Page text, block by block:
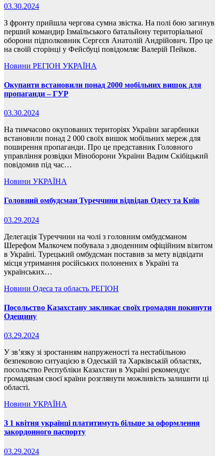
03.30.2024
З фронту прийшла чергова сумна звістка. На полі бою загинув
перший командир Ізмаїльського батальйону територіальної
оборони підполковник Сергєєв Анатолій Андрійович. Про це
на своїй сторінці у Фейсбуці повідомляє Валерій Пейков.
Новини РЕГІОН УКРАЇНА
Окупанти встановили понад 2000 мобільних вишок для
пропаганди – ГУР
03.30.2024
На тимчасово окупованих територіях України загарбники
встановили понад 2 000 своїх вишок мобільних мереж для
поширення пропаганди. Про це представник Головного
управління розвідки Міноборони України Вадим Скібіцький
повідомив під час…
Новини УКРАЇНА
Головний омбудсман Туреччини відвідав Одесу та Київ
03.29.2024
Делегація Туреччини на чолі з головним омбудсманом
Шерефом Малкочем побувала з дводенним офіційним візитом
в Україні. Турецький омбудсман поставив за мету відвідати
місця утримання російських полонених в Україні та
українських…
Новини Одеса та область РЕГІОН
Посольство Казахстану закликає своїх громадян покинути
Одещину
03.29.2024
У зв’язку зі зростанням напруженості та нестабільною
безпековою ситуацією в Одеській та Харківській областях,
посольство Республіки Казахстан в Україні рекомендує
громадянам своєї країни розглянути можливість залишити ці
області.
Новини УКРАЇНА
З 1 квітня українці платитимуть більше за оформлення
закордонного паспорту
03.29.2024